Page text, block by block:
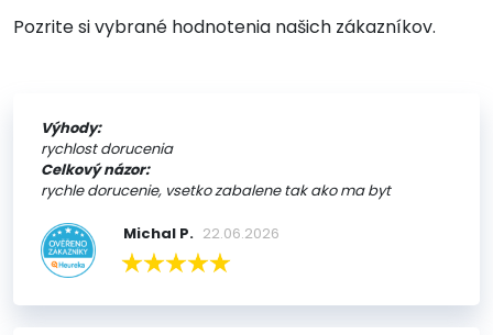
Pozrite si vybrané hodnotenia našich zákazníkov.
Výhody:
rychlost dorucenia
Celkový názor:
rychle dorucenie, vsetko zabalene tak ako ma byt
Michal P. 22.06.2026